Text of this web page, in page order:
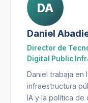
DA
Daniel
Director de
Digital Public
Daniel trabaja en
infraestructura
IA y la política de